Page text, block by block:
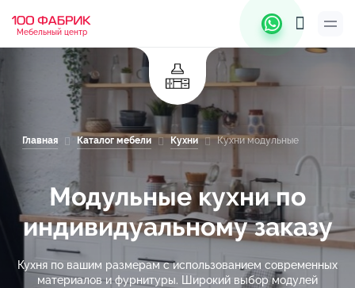
Мебельный центр
Главная Каталог мебели Кухни Кухни модульные
Модульные кухни по
индивидуальному заказу
Кухня по вашим размерам с использованием современных
материалов и фурнитуры. Широкий выбор модулей